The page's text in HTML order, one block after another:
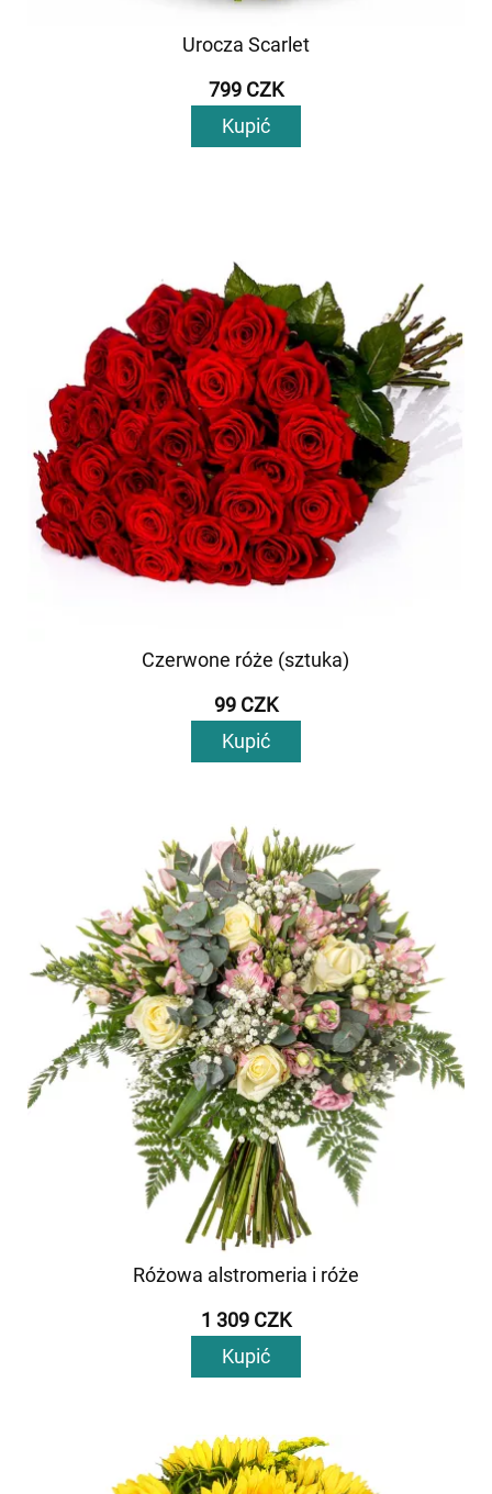
Urocza Scarlet
799 CZK
Kupić
Czerwone róże (sztuka)
99 CZK
Kupić
Różowa alstromeria i róże
1 309 CZK
Kupić